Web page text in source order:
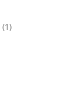
(1)